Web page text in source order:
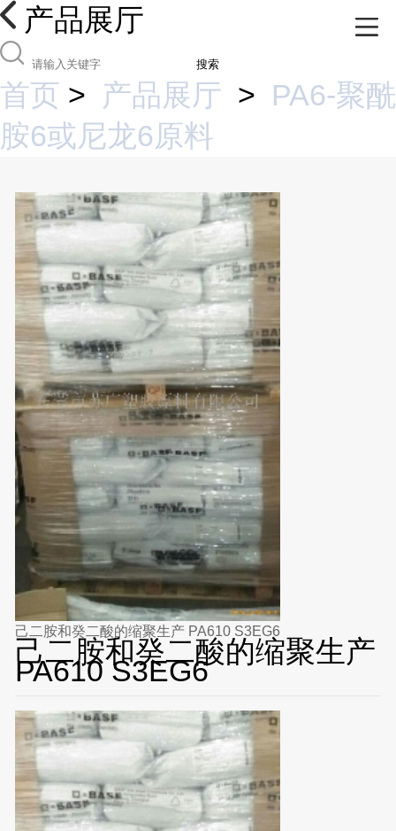
产品展厅
搜索
首页 > 产品展厅 > PA6-聚酰
胺6或尼龙6原料
己二胺和癸二酸的缩聚生产 PA610 S3EG6
己二胺和癸二酸的缩聚生产
PA610 S3EG6